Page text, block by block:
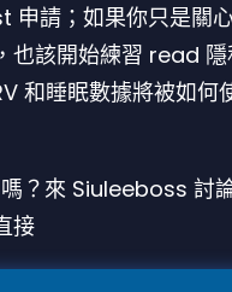
申請；如果你只是關
也該開始練習 read
和睡眠數據將被如何
？來 Siuleeboss 討
接